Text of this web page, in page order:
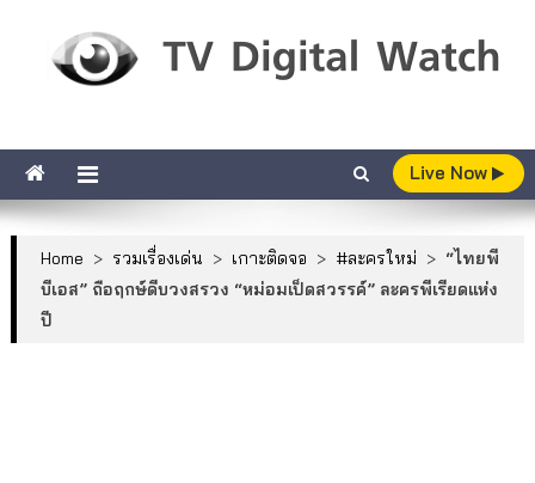
Live Now
Home > รวมเรื่องเด่น > เกาะติดจอ > #ละครใหม่ > “ไทยพี
บีเอส” ถือฤกษ์ดีบวงสรวง “หม่อมเป็ดสวรรค์” ละครพีเรียดแห่ง
ปี